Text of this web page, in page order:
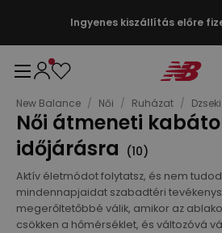
Ingyenes kiszállítás előre
New Balance / Női / Ruházat / Dzseki
Női átmeneti
időjárásra (10)
Aktív életmódot folytatsz, és nem
mindennapjaidat szabadtéri
megerőltetőbbé válik, amikor az
csökken a hőmérséklet, és változóvá